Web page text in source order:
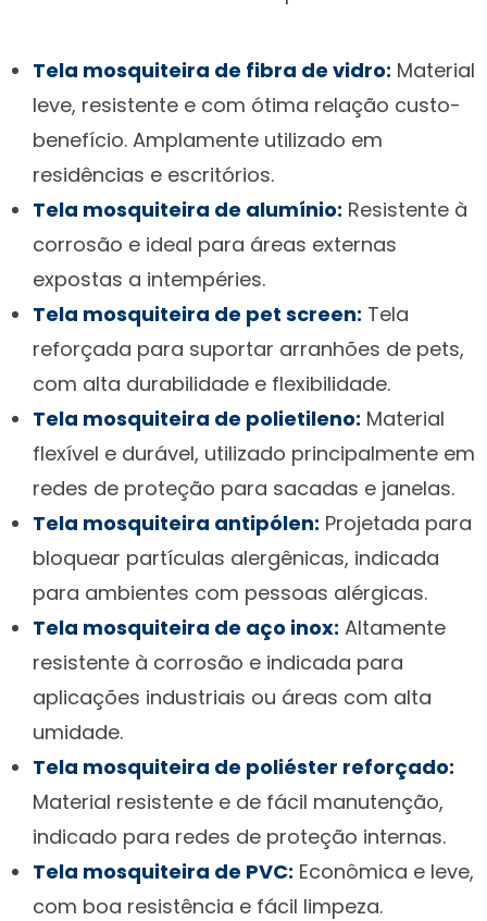
Tela mosquiteira de fibra de vidro: Material
leve, resistente e com ótima relação custo-
benefício. Amplamente utilizado em
residências e escritórios.
Tela mosquiteira de alumínio: Resistente à
corrosão e ideal para áreas externas
expostas a intempéries.
Tela mosquiteira de pet screen: Tela
reforçada para suportar arranhões de pets,
com alta durabilidade e flexibilidade.
Tela mosquiteira de polietileno: Material
flexível e durável, utilizado principalmente em
redes de proteção para sacadas e janelas.
Tela mosquiteira antipólen: Projetada para
bloquear partículas alergênicas, indicada
para ambientes com pessoas alérgicas.
Tela mosquiteira de aço inox: Altamente
resistente à corrosão e indicada para
aplicações industriais ou áreas com alta
umidade.
Tela mosquiteira de poliéster reforçado:
Material resistente e de fácil manutenção,
indicado para redes de proteção internas.
Tela mosquiteira de PVC: Econômica e leve,
com boa resistência e fácil limpeza.